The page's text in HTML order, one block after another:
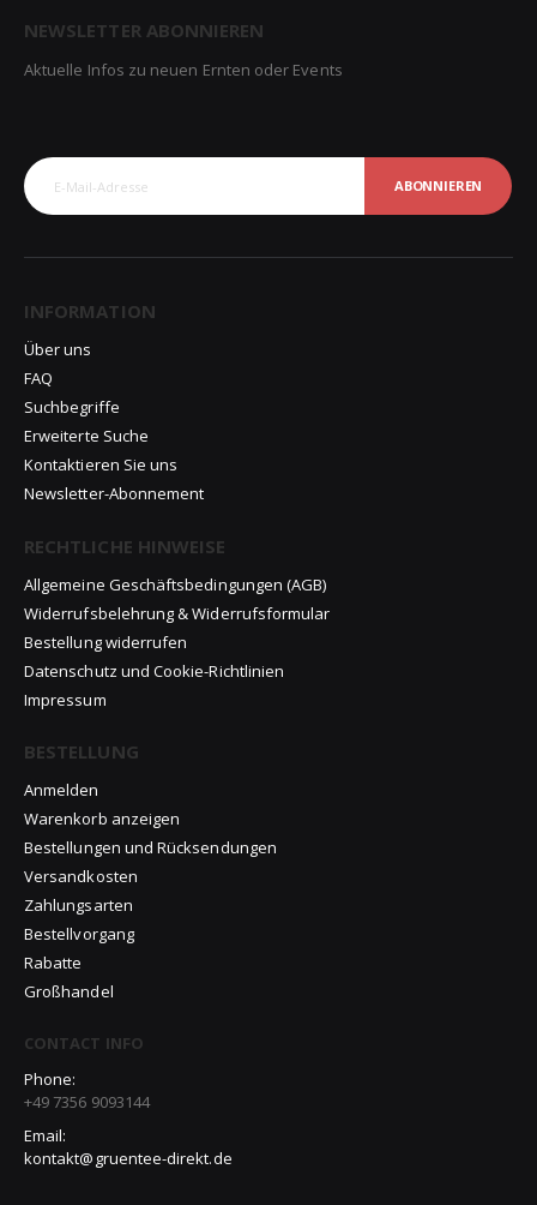
NEWSLETTER ABONNIEREN
Aktuelle Infos zu neuen Ernten oder Events
ABONNIEREN
INFORMATION
Über uns
FAQ
Suchbegriffe
Erweiterte Suche
Kontaktieren Sie uns
Newsletter-Abonnement
RECHTLICHE HINWEISE
Allgemeine Geschäftsbedingungen (AGB)
Widerrufsbelehrung & Widerrufsformular
Bestellung widerrufen
Datenschutz und Cookie-Richtlinien
Impressum
BESTELLUNG
Anmelden
Warenkorb anzeigen
Bestellungen und Rücksendungen
Versandkosten
Zahlungsarten
Bestellvorgang
Rabatte
Großhandel
CONTACT INFO
Phone:
+49 7356 9093144
Email:
kontakt@gruentee-direkt.de